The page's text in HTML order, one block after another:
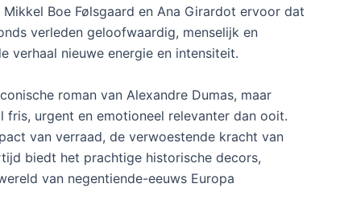
Boe Følsgaard en Ana Girardot ervoor dat
verleden geloofwaardig, menselijk en
verhaal nieuwe energie en intensiteit.
roman van Alexandre Dumas, maar
urgent en emotioneel relevanter dan ooit.
van verraad, de verwoestende kracht van
biedt het prachtige historische decors,
van negentiende-eeuws Europa